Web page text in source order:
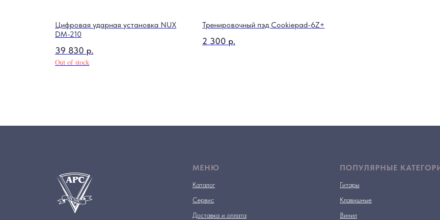
Цифровая ударная установка NUX
DM-210
39 830 р.
Out of stock
Тренировочный пэд Cookiepad-6Z+
2 300 р.
МЕНЮ
Каталог
Сервис
Доставка и оплата
ПОПУЛЯРНЫЕ
Гитары
Клавишные
Винил